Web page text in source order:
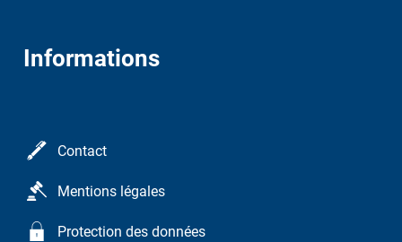
Informations
Contact
Mentions légales
Protection des données